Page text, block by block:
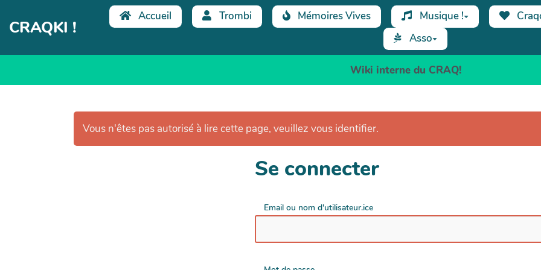
Aller au contenu principal
CRAQKI !
Accueil Trombi Mémoires Vives Musique !
Asso
Wiki interne du CRAQ!
Vous n'êtes pas autorisé à lire cette page, veuillez vous identifier.
Se connecter
Email ou nom d'utilisateur.ice